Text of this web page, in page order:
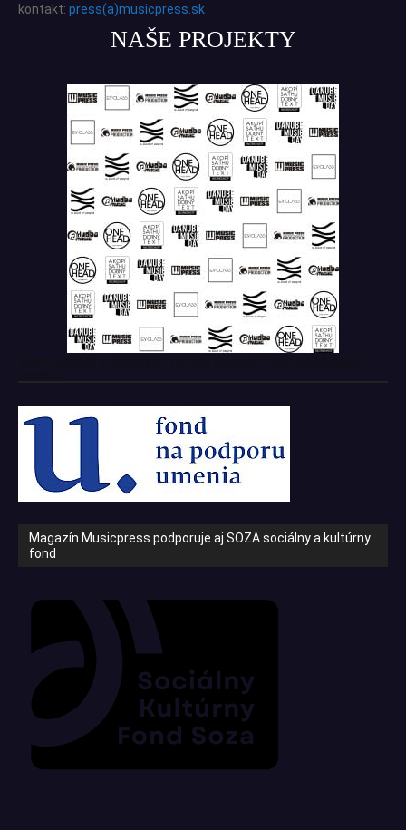
kontakt: press(a)musicpress.sk
NAŠE PROJEKTY
Magazín Musicpress podporuje aj SOZA sociálny a kultúrny
fond